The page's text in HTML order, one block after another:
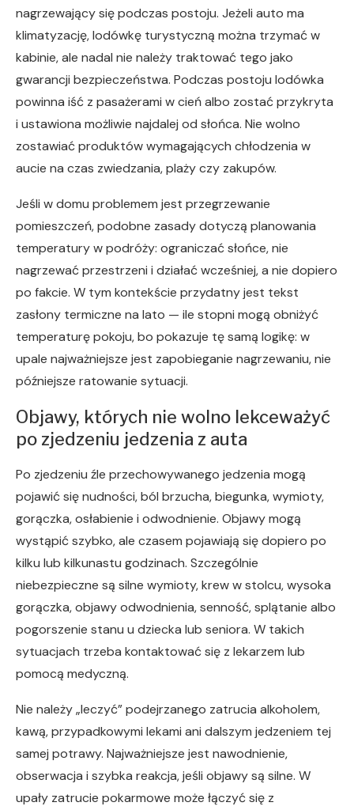
nagrzewający się podczas postoju. Jeżeli auto ma
klimatyzację, lodówkę turystyczną można trzymać w
kabinie, ale nadal nie należy traktować tego jako
gwarancji bezpieczeństwa. Podczas postoju lodówka
powinna iść z pasażerami w cień albo zostać przykryta
i ustawiona możliwie najdalej od słońca. Nie wolno
zostawiać produktów wymagających chłodzenia w
aucie na czas zwiedzania, plaży czy zakupów.
Jeśli w domu problemem jest przegrzewanie
pomieszczeń, podobne zasady dotyczą planowania
temperatury w podróży: ograniczać słońce, nie
nagrzewać przestrzeni i działać wcześniej, a nie dopiero
po fakcie. W tym kontekście przydatny jest tekst
zasłony termiczne na lato — ile stopni mogą obniżyć
temperaturę pokoju, bo pokazuje tę samą logikę: w
upale najważniejsze jest zapobieganie nagrzewaniu, nie
późniejsze ratowanie sytuacji.
Objawy, których nie wolno lekceważyć
po zjedzeniu jedzenia z auta
Po zjedzeniu źle przechowywanego jedzenia mogą
pojawić się nudności, ból brzucha, biegunka, wymioty,
gorączka, osłabienie i odwodnienie. Objawy mogą
wystąpić szybko, ale czasem pojawiają się dopiero po
kilku lub kilkunastu godzinach. Szczególnie
niebezpieczne są silne wymioty, krew w stolcu, wysoka
gorączka, objawy odwodnienia, senność, splątanie albo
pogorszenie stanu u dziecka lub seniora. W takich
sytuacjach trzeba kontaktować się z lekarzem lub
pomocą medyczną.
Nie należy „leczyć” podejrzanego zatrucia alkoholem,
kawą, przypadkowymi lekami ani dalszym jedzeniem tej
samej potrawy. Najważniejsze jest nawodnienie,
obserwacja i szybka reakcja, jeśli objawy są silne. W
upały zatrucie pokarmowe może łączyć się z